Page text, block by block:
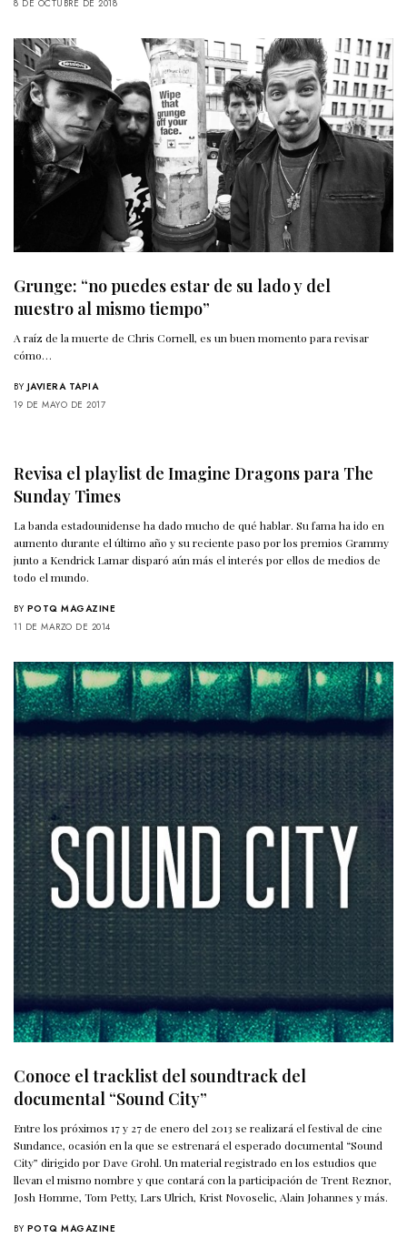
8 DE OCTUBRE DE 2018
Grunge: “no puedes estar de su lado y del
nuestro al mismo tiempo”
A raíz de la muerte de Chris Cornell, es un buen momento para revisar
cómo…
BY JAVIERA TAPIA
19 DE MAYO DE 2017
Revisa el playlist de Imagine Dragons para The
Sunday Times
La banda estadounidense ha dado mucho de qué hablar. Su fama ha ido en
aumento durante el último año y su reciente paso por los premios Grammy
junto a Kendrick Lamar disparó aún más el interés por ellos de medios de
todo el mundo.
BY POTQ MAGAZINE
11 DE MARZO DE 2014
Conoce el tracklist del soundtrack del
documental “Sound City”
Entre los próximos 17 y 27 de enero del 2013 se realizará el festival de cine
Sundance, ocasión en la que se estrenará el esperado documental “Sound
City” dirigido por Dave Grohl. Un material registrado en los estudios que
llevan el mismo nombre y que contará con la participación de Trent Reznor,
Josh Homme, Tom Petty, Lars Ulrich, Krist Novoselic, Alain Johannes y más.
BY POTQ MAGAZINE